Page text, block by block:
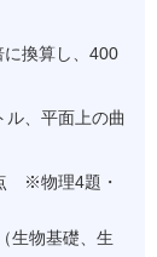
換算し、400
、平面上の曲
※物理4題・
生物基礎、生